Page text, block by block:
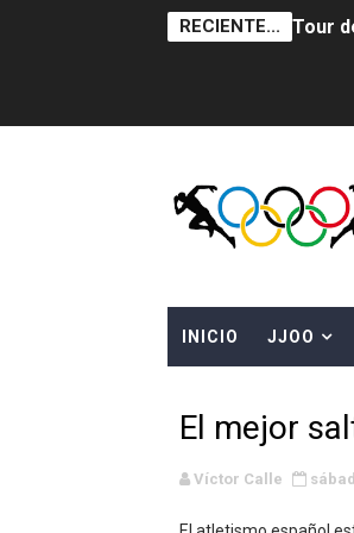
RECIENTE... Tour
INICIO JJOO
El mejor
Víctor Calle